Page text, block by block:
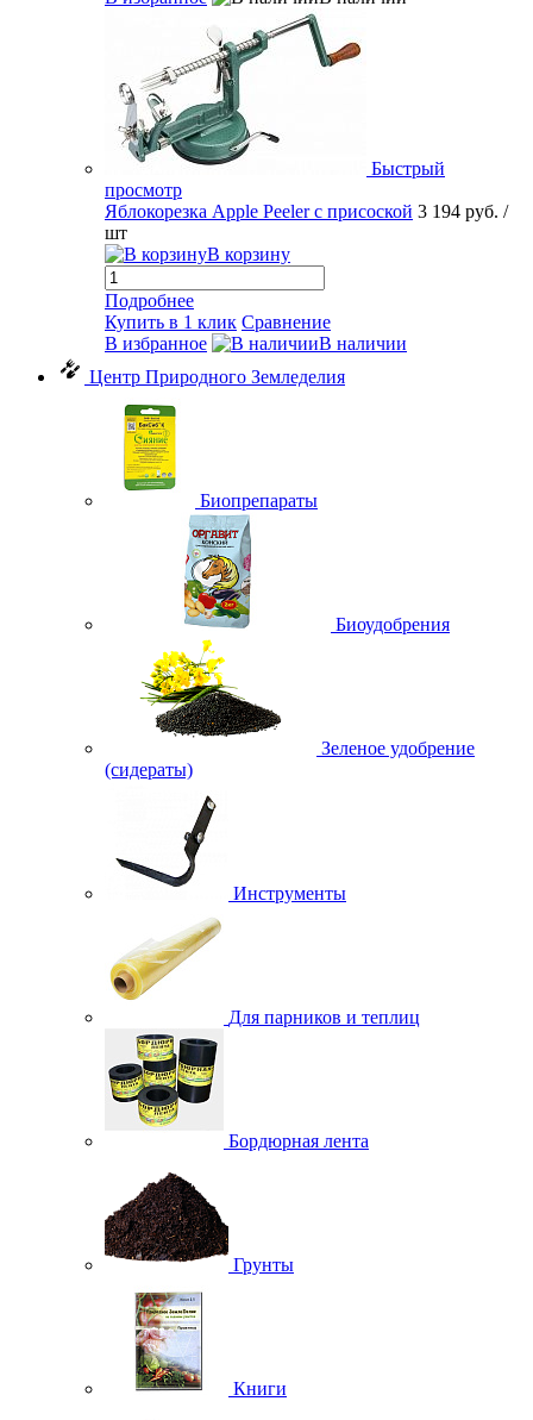
Быстрый
просмотр
Яблокорезка Apple Peeler с присоской 3 194 руб. /
шт
В корзину
Подробнее
Купить в 1 клик Сравнение
В избранное
В наличии
Центр Природного Земледелия
Биопрепараты
Биоудобрения
Зеленое удобрение
(сидераты)
Инструменты
Для парников и теплиц
Бордюрная лента
Грунты
Книги